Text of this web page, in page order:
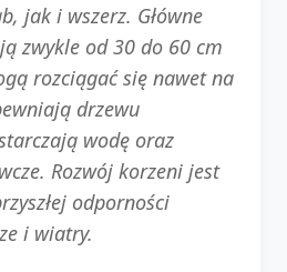
jak i wszerz. Główne
zwykle od 30 do 60 cm
rozciągać się nawet na
drzewu
wodę oraz
Rozwój korzeni jest
odporności
i wiatry.